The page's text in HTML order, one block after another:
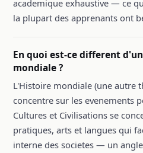
academique exhaustive — ce
la plupart des apprenants ont
En quoi est-ce different
mondiale ?
L'Histoire mondiale (une autre
concentre sur les evenements
Cultures et Civilisations se
pratiques, arts et langues qui
interne des societes — un